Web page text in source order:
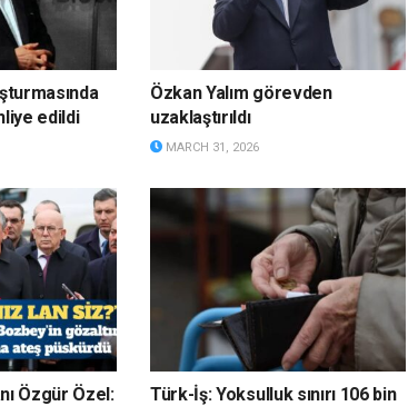
edildi
Özkan Yalım görevden
uzaklaştırıldı
MARCH 31, 2026
Özgür Özel:
Türk-İş: Yoksulluk sınırı 106 bin